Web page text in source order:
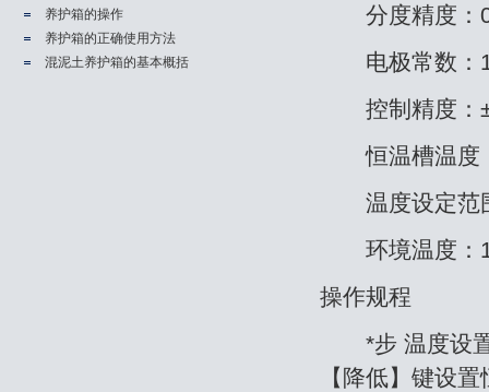
养护箱的操作
养护箱的正确使用方法
混泥土养护箱的基本概括
分度精度：
电极常数：
控制精度：
恒温槽温度
温度设定范
环境温度：
操作规程
*步 温度设置
【降低】键设